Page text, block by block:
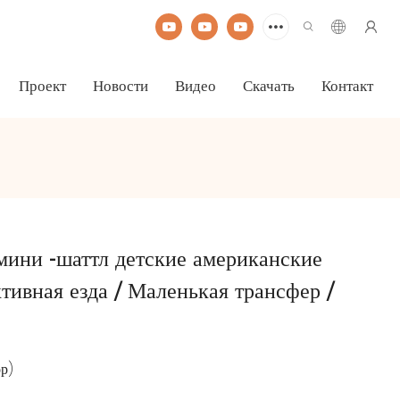
Проект Новости Видео Скачать Контакт
-шаттл детские американские
езда / Маленькая трансфер /